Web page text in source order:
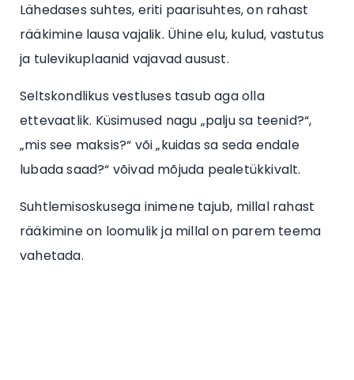
Lähedases suhtes, eriti paarisuhtes, on rahast
rääkimine lausa vajalik. Ühine elu, kulud, vastutus
ja tulevikuplaanid vajavad ausust.
Seltskondlikus vestluses tasub aga olla
ettevaatlik. Küsimused nagu „palju sa teenid?“,
„mis see maksis?“ või „kuidas sa seda endale
lubada saad?“ võivad mõjuda pealetükkivalt.
Suhtlemisoskusega inimene tajub, millal rahast
rääkimine on loomulik ja millal on parem teema
vahetada.